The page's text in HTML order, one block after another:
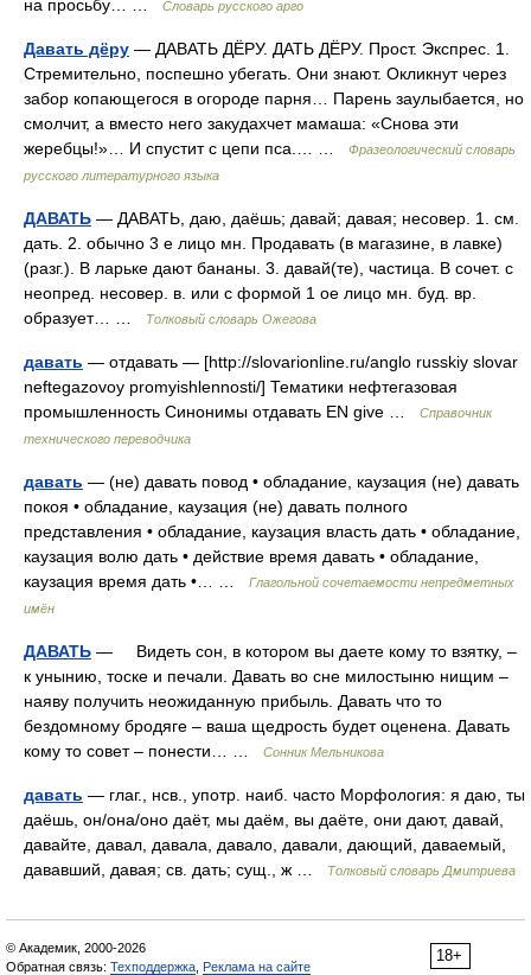
на просьбу… …
Словарь русского арго
Давать дёру — ДАВАТЬ ДЁРУ. ДАТЬ ДЁРУ. Прост. Экспрес. 1.
Стремительно, поспешно убегать. Они знают. Окликнут через
забор копающегося в огороде парня… Парень заулыбается, но
смолчит, а вместо него закудахчет мамаша: «Снова эти
жеребцы!»… И спустит с цепи пса.… …
Фразеологический словарь
русского литературного языка
ДАВАТЬ — ДАВАТЬ, даю, даёшь; давай; давая; несовер. 1. см.
дать. 2. обычно 3 е лицо мн. Продавать (в магазине, в лавке)
(разг.). В ларьке дают бананы. 3. давай(те), частица. В сочет. с
неопред. несовер. в. или с формой 1 ое лицо мн. буд. вр.
образует… …
Толковый словарь Ожегова
давать — отдавать — [http://slovarionline.ru/anglo russkiy slovar
neftegazovoy promyishlennosti/] Тематики нефтегазовая
промышленность Синонимы отдавать EN give …
Справочник
технического переводчика
давать — (не) давать повод • обладание, каузация (не) давать
покоя • обладание, каузация (не) давать полного
представления • обладание, каузация власть дать • обладание,
каузация волю дать • действие время давать • обладание,
каузация время дать •… …
Глагольной сочетаемости непредметных
имён
ДАВАТЬ — Видеть сон, в котором вы даете кому то взятку, –
к унынию, тоске и печали. Давать во сне милостыню нищим –
наяву получить неожиданную прибыль. Давать что то
бездомному бродяге – ваша щедрость будет оценена. Давать
кому то совет – понести… …
Сонник Мельникова
давать — глаг., нсв., употр. наиб. часто Морфология: я даю, ты
даёшь, он/она/оно даёт, мы даём, вы даёте, они дают, давай,
давайте, давал, давала, давало, давали, дающий, даваемый,
дававший, давая; св. дать; сущ., ж …
Толковый словарь Дмитриева
18+
© Академик, 2000-2026
Обратная связь: Техподдержка Реклама на сайте